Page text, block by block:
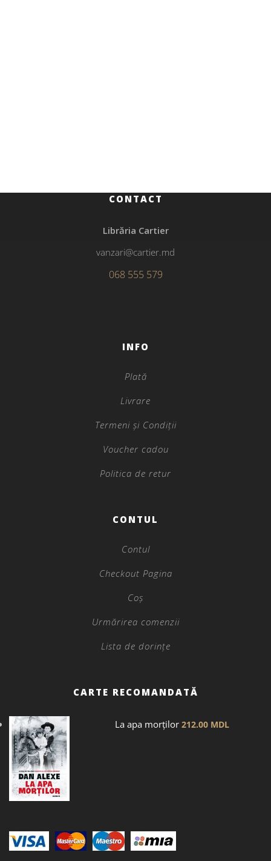
CONTACT
Librăria Cartier
vanzari@cartier.md
068 555 579
INFO
Plată
Livrare
Termeni și Condiții
Voucher cadou
Politica de retur
CONTUL
Contul
Checkout Pagina
Coș
Urmărirea comenzii
Lista de dorințe
CARTE RECOMANDATĂ
La apa morților 212.00 MDL